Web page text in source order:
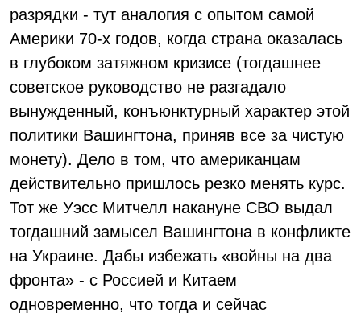
разрядки - тут аналогия с опытом самой
Америки 70-х годов, когда страна оказалась
в глубоком затяжном кризисе (тогдашнее
советское руководство не разгадало
вынужденный, конъюнктурный характер этой
политики Вашингтона, приняв все за чистую
монету). Дело в том, что американцам
действительно пришлось резко менять курс.
Тот же Уэcc Митчелл накануне СВО выдал
тогдашний замысел Вашингтона в конфликте
на Украине. Дабы избежать «войны на два
фронта» - с Россией и Китаем
одновременно, что тогда и сейчас